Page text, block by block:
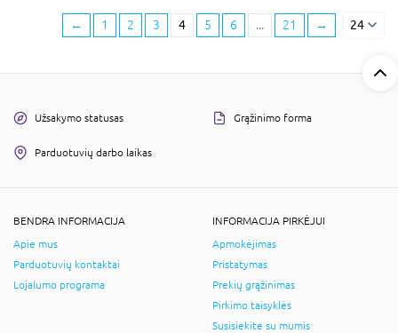
← 1 2 3 4 5 6 ... 21 → 24
Užsakymo statusas Grąžinimo forma
Parduotuvių darbo laikas
BENDRA INFORMACIJA
Apie mus
Parduotuvių kontaktai
Lojalumo programa
INFORMACIJA PIRKĖJUI
Apmokėjimas
Pristatymas
Prekių grąžinimas
Pirkimo taisyklės
Susisiekite su mumis